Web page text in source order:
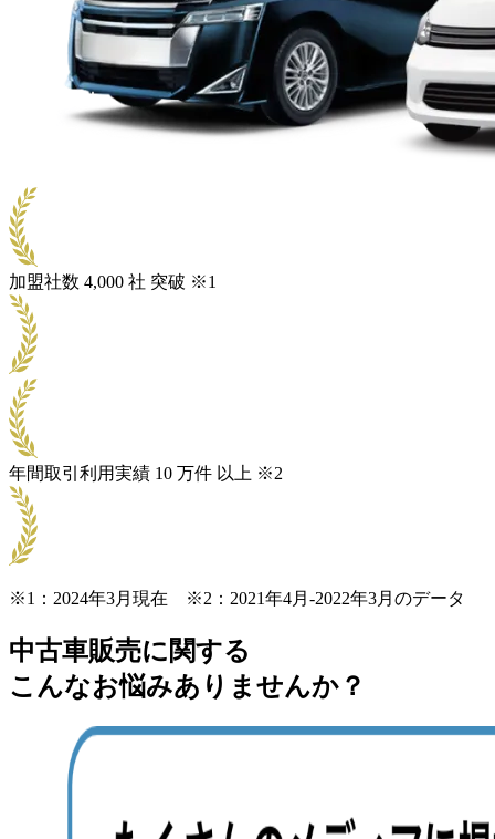
加盟社数 4,000 社 突破 ※1
年間取引利用実績 10 万件 以上 ※2
※1：2024年3月現在 ※2：2021年4月-2022年3月のデータ
中古車販売に関する
こんなお悩みありませんか？